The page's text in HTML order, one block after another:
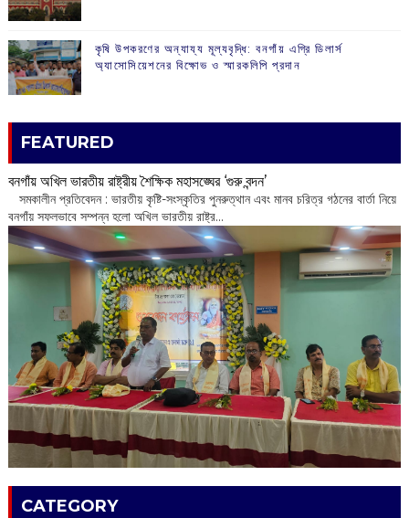
কৃষি উপকরণের অন্যায্য মূল্যবৃদ্ধি: বনগাঁয় এগ্রি ডিলার্স
অ্যাসোসিয়েশনের বিক্ষোভ ও স্মারকলিপি প্রদান
FEATURED
বনগাঁয় অখিল ভারতীয় রাষ্ট্রীয় শৈক্ষিক মহাসঙ্ঘের ‘গুরু বন্দন’
​ সমকালীন প্রতিবেদন : ভারতীয় কৃষ্টি-সংস্কৃতির পুনরুত্থান এবং মানব চরিত্র গঠনের বার্তা নিয়ে
বনগাঁয় সফলভাবে সম্পন্ন হলো অখিল ভারতীয় রাষ্ট্র...
CATEGORY